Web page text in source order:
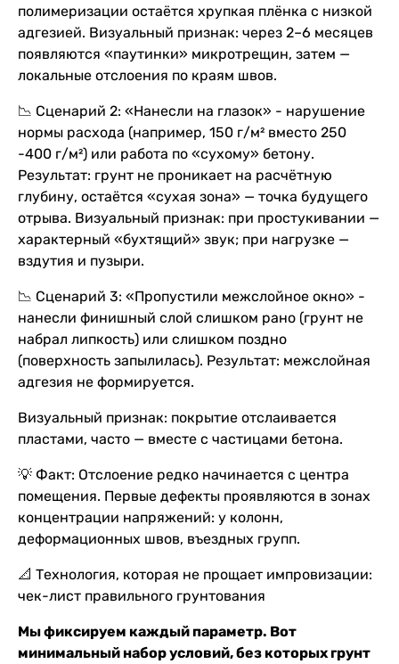
полимеризации остаётся хрупкая плёнка с низкой
адгезией. Визуальный признак: через 2–6 месяцев
появляются «паутинки» микротрещин, затем —
локальные отслоения по краям швов.
📉 Сценарий 2: «Нанесли на глазок» - нарушение
нормы расхода (например, 150 г/м² вместо 250
-400 г/м²) или работа по «сухому» бетону.
Результат: грунт не проникает на расчётную
глубину, остаётся «сухая зона» — точка будущего
отрыва. Визуальный признак: при простукивании —
характерный «бухтящий» звук; при нагрузке —
вздутия и пузыри.
📉 Сценарий 3: «Пропустили межслойное окно» -
нанесли финишный слой слишком рано (грунт не
набрал липкость) или слишком поздно
(поверхность запылилась). Результат: межслойная
адгезия не формируется.
Визуальный признак: покрытие отслаивается
пластами, часто — вместе с частицами бетона.
💡 Факт: Отслоение редко начинается с центра
помещения. Первые дефекты проявляются в зонах
концентрации напряжений: у колонн,
деформационных швов, въездных групп.
📐 Технология, которая не прощает импровизации:
чек-лист правильного грунтования
Мы фиксируем каждый параметр. Вот
минимальный набор условий, без которых грунт